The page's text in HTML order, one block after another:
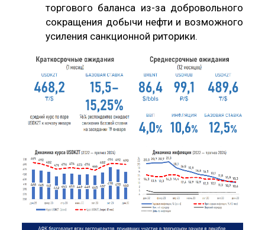
торгового баланса из-за добровольного
сокращения добычи нефти и возможного
усиления санкционной риторики.